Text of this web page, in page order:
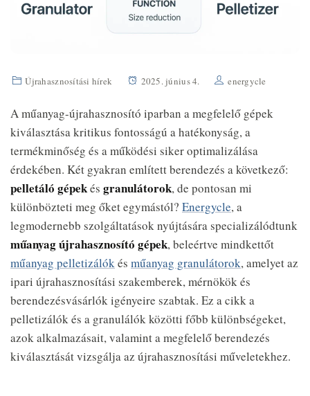
Újrahasznosítási hírek 2025. június 4. energycle
A műanyag-újrahasznosító iparban a megfelelő gépek
kiválasztása kritikus fontosságú a hatékonyság, a
termékminőség és a működési siker optimalizálása
érdekében. Két gyakran említett berendezés a következő:
pelletáló gépekés granulátorok, de pontosan mi
különbözteti meg őket egymástól? Energycle, a
legmodernebb szolgáltatások nyújtására specializálódtunk
műanyag újrahasznosító gépek, beleértve mindkettőt
műanyag pelletizálókés műanyag granulátorok, amelyet az
ipari újrahasznosítási szakemberek, mérnökök és
berendezésvásárlók igényeire szabtak. Ez a cikk a
pelletizálók és a granulálók közötti főbb különbségeket,
azok alkalmazásait, valamint a megfelelő berendezés
kiválasztását vizsgálja az újrahasznosítási műveletekhez.